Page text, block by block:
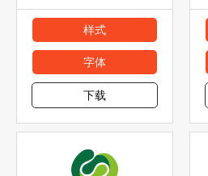
样式
字体
下载